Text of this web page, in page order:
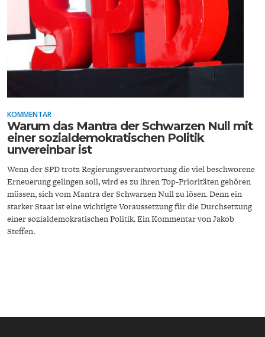
DEUTSCHLAND UND DIE
DIGITALISIERUNG
DAS POST-CORONA-
ZEITALTER
MAKROTHEK
ÖKONOMENSZENE
KOMMENTAR
Warum das Mantra der Schwarzen Null mit
einer sozialdemokratischen Politik
unvereinbar ist
Wenn der SPD trotz Regierungsverantwortung die viel beschworene
Erneuerung gelingen soll, wird es zu ihren Top-Prioritäten gehören
müssen, sich vom Mantra der Schwarzen Null zu lösen. Denn ein
starker Staat ist eine wichtigte Voraussetzung für die Durchsetzung
einer sozialdemokratischen Politik. Ein Kommentar von Jakob
Steffen.